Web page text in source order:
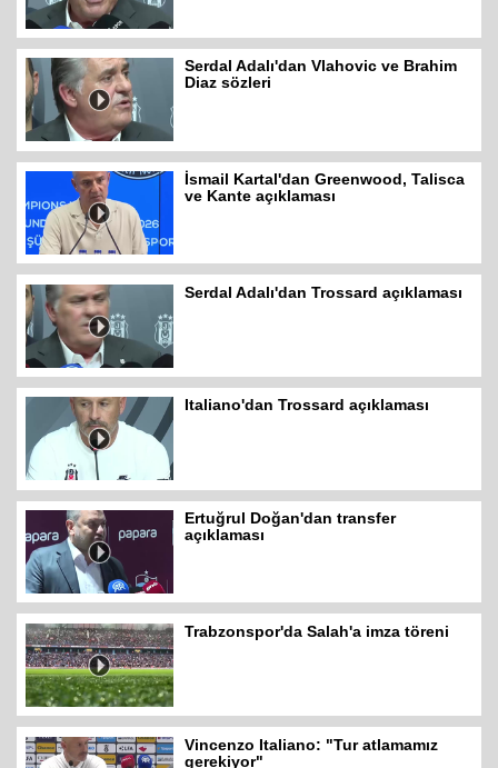
Serdal Adalı'dan Vlahovic ve Brahim
Diaz sözleri
İsmail Kartal'dan Greenwood, Talisca
ve Kante açıklaması
Serdal Adalı'dan Trossard açıklaması
Italiano'dan Trossard açıklaması
Ertuğrul Doğan'dan transfer
açıklaması
Trabzonspor'da Salah'a imza töreni
Vincenzo Italiano: "Tur atlamamız
gerekiyor"